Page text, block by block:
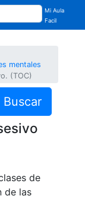
Mi Aula
Facil
mentales
(TOC)
Buscar
de
de las